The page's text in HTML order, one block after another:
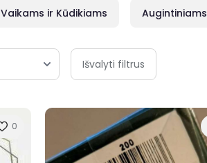
Vaikams ir Kūdikiams Augintiniams
Išvalyti filtrus
0